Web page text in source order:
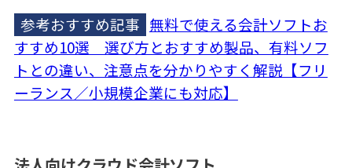
参考おすすめ記事 無料で使える会計ソフトお
すすめ10選 選び方とおすすめ製品、有料ソフ
トとの違い、注意点を分かりやすく解説【フリ
ーランス／小規模企業にも対応】